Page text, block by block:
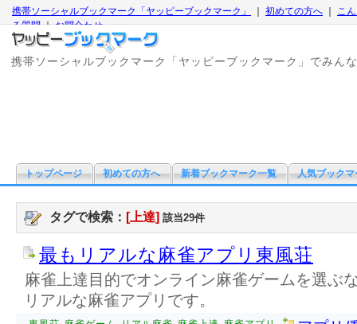
携帯ソーシャルブックマーク「ヤッピーブックマーク」 初めての方へ
こ
る質問｜お問合わせ
携帯ソーシャルブックマーク「ヤッピーブックマーク」でみん
トップページ 初めての方へ 新着ブックマーク一覧 人気ブックマ
タグで検索： [上達] 該当29件
最もリアルな麻雀アプリ東風荘
麻雀上達目的でオンライン麻雀ゲームを選ぶ
リアルな麻雀アプリです。